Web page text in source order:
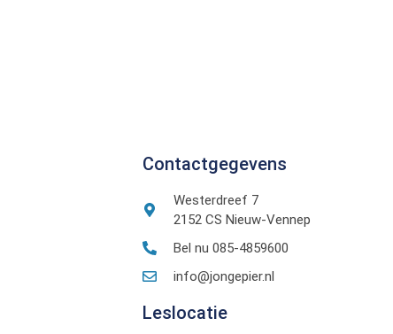
Contactgegevens
Westerdreef 7
2152 CS Nieuw-Vennep
Bel nu 085-4859600
info@jongepier.nl
Leslocatie